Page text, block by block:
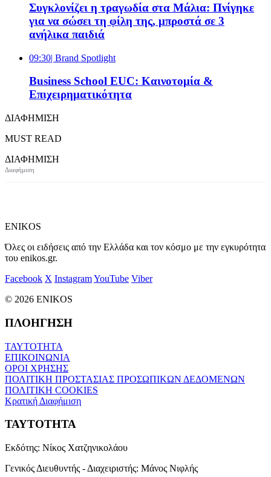
Συγκλονίζει η τραγωδία στα Μάλια: Πνίγηκε
για να σώσει τη φίλη της, μπροστά σε 3
ανήλικα παιδιά
09:30| Brand Spotlight
Business School EUC: Καινοτομία &
Επιχειρηματικότητα
ΔΙΑΦΗΜΙΣΗ
MUST READ
ΔΙΑΦΗΜΙΣΗ
ENIKOS
Όλες οι ειδήσεις από την Ελλάδα και τον κόσμο με την εγκυρότητα
του enikos.gr.
Facebook X InstagramYouTube Viber
© 2026 ENIKOS
ΠΛΟΗΓΗΣΗ
ΤΑΥΤΟΤΗΤΑ
ΕΠΙΚΟΙΝΩΝΙΑ
ΟΡΟΙ ΧΡΗΣΗΣ
ΠΟΛΙΤΙΚΗ ΠΡΟΣΤΑΣΙΑΣ ΠΡΟΣΩΠΙΚΩΝ ΔΕΔΟΜΕΝΩΝ
ΠΟΛΙΤΙΚΗ COOKIES
Κρατική Διαφήμιση
ΤΑΥΤΟΤΗΤΑ
Εκδότης: Νίκος Χατζηνικολάου
Γενικός Διευθυντής - Διαχειριστής: Μάνος Νιφλής